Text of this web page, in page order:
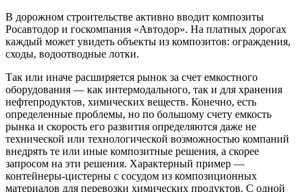
В дорожном строительстве активно вводит композиты
Росавтодор и госкомпания «Автодор». На платных дорогах
каждый может увидеть объекты из композитов: ограждения,
сходы, водоотводные лотки.
Так или иначе расширяется рынок за счет емкостного
оборудования — как интермодального, так и для хранения
нефтепродуктов, химических веществ. Конечно, есть
определенные проблемы, но по большому счету емкость
рынка и скорость его развития определяются даже не
технической или технологической возможностью компаний
внедрять те или иные композитные решения, а скорее
запросом на эти решения. Характерный пример —
контейнеры-цистерны с сосудом из композиционных
материалов для перевозки химических продуктов. С одной